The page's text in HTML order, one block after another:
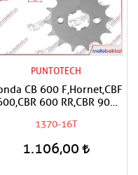
PUNTOTECH
CB 600 F,Hornet,CBF
600 RR,CBR 900
RR,Fireblade,CRF 1000
Africa Twin,XL 1000 V
Varadero,CMX 1100
1370-16T
1.106,00